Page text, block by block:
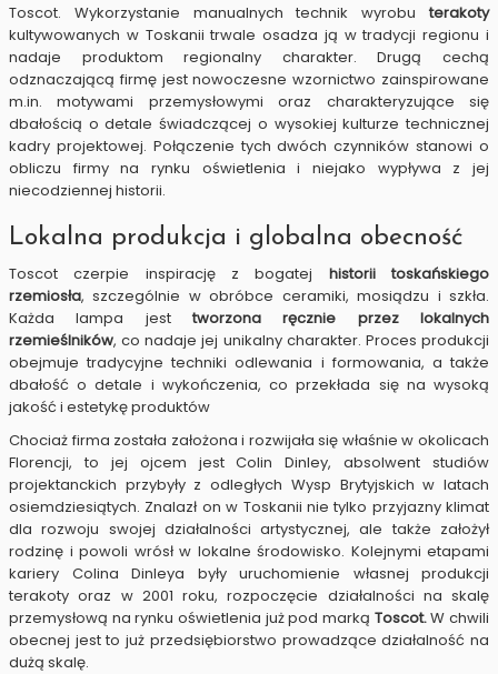
Toscot. Wykorzystanie manualnych technik wyrobu terakoty
kultywowanych w Toskanii trwale osadza ją w tradycji regionu i
nadaje produktom regionalny charakter. Drugą cechą
odznaczającą firmę jest nowoczesne wzornictwo zainspirowane
m.in. motywami przemysłowymi oraz charakteryzujące się
dbałością o detale świadczącej o wysokiej kulturze technicznej
kadry projektowej. Połączenie tych dwóch czynników stanowi o
obliczu firmy na rynku oświetlenia i niejako wypływa z jej
niecodziennej historii.
Lokalna produkcja i globalna obecność
Toscot czerpie inspirację z bogatej historii toskańskiego
rzemiosła, szczególnie w obróbce ceramiki, mosiądzu i szkła.
Każda lampa jesttworzona ręcznie przez lokalnych
rzemieślników, co nadaje jej unikalny charakter. Proces produkcji
obejmuje tradycyjne techniki odlewania i formowania, a także
dbałość o detale i wykończenia, co przekłada się na wysoką
jakość i estetykę produktów
Chociaż firma została założona i rozwijała się właśnie w okolicach
Florencji, to jej ojcem jest Colin Dinley, absolwent studiów
projektanckich przybyły z odległych Wysp Brytyjskich w latach
osiemdziesiątych. Znalazł on w Toskanii nie tylko przyjazny klimat
dla rozwoju swojej działalności artystycznej, ale także założył
rodzinę i powoli wrósł w lokalne środowisko. Kolejnymi etapami
kariery Colina Dinleya były uruchomienie własnej produkcji
terakoty oraz w 2001 roku, rozpoczęcie działalności na skalę
przemysłową na rynku oświetlenia już pod marką Toscot.W chwili
obecnej jest to już przedsiębiorstwo prowadzące działalność na
dużą skalę.